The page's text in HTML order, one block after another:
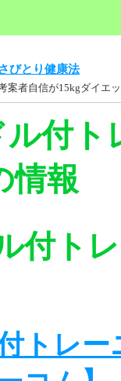
さびとり健康法
案者自信が15kgダイエ
付ト
情報
付ト
トレー